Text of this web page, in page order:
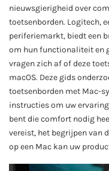
nieuwsgierigheid over
toetsenborden. Logitech,
periferiemarkt, biedt een
om hun functionaliteit en
vragen zich af of deze
macOS. Deze gids
toetsenborden met Mac-
instructies om uw
bent die comfort nodig
vereist, het begrijpen van
op een Mac kan uw